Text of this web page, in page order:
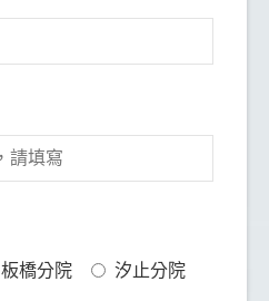
板橋分院 汐止分院